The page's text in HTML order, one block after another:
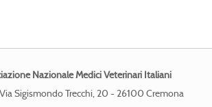
Nazionale Medici Veterinari Italiani
Sigismondo Trecchi, 20 - 26100 Cremona